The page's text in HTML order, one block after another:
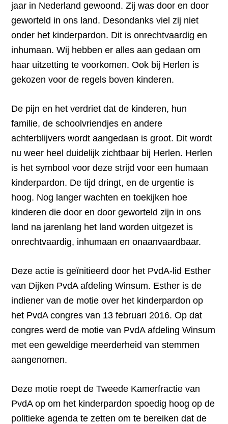
jaar in Nederland gewoond. Zij was door en door
geworteld in ons land. Desondanks viel zij niet
onder het kinderpardon. Dit is onrechtvaardig en
inhumaan. Wij hebben er alles aan gedaan om
haar uitzetting te voorkomen. Ook bij Herlen is
gekozen voor de regels boven kinderen.
De pijn en het verdriet dat de kinderen, hun
familie, de schoolvriendjes en andere
achterblijvers wordt aangedaan is groot. Dit wordt
nu weer heel duidelijk zichtbaar bij Herlen. Herlen
is het symbool voor deze strijd voor een humaan
kinderpardon. De tijd dringt, en de urgentie is
hoog. Nog langer wachten en toekijken hoe
kinderen die door en door geworteld zijn in ons
land na jarenlang het land worden uitgezet is
onrechtvaardig, inhumaan en onaanvaardbaar.
Deze actie is geïnitieerd door het PvdA-lid Esther
van Dijken PvdA afdeling Winsum. Esther is de
indiener van de motie over het kinderpardon op
het PvdA congres van 13 februari 2016. Op dat
congres werd de motie van PvdA afdeling Winsum
met een geweldige meerderheid van stemmen
aangenomen.
Deze motie roept de Tweede Kamerfractie van
PvdA op om het kinderpardon spoedig hoog op de
politieke agenda te zetten om te bereiken dat de